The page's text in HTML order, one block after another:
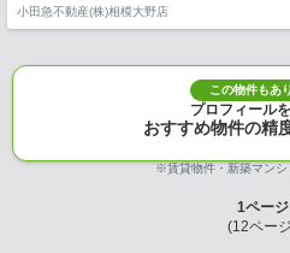
小田急不動産(株)相模大野店
この物件もあ
プロフィール
おすすめ物件の精
※賃貸物件・新築マンシ
1ページ
(12ペー